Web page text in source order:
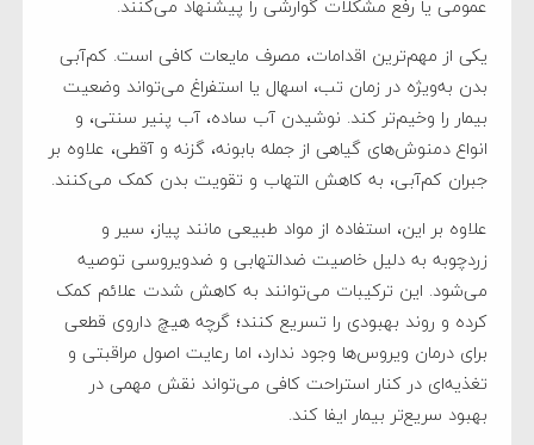
عمومی یا رفع مشکلات گوارشی را پیشنهاد می‌کنند.
یکی از مهم‌ترین اقدامات، مصرف مایعات کافی است. کم‌آبی
بدن به‌ویژه در زمان تب، اسهال یا استفراغ می‌تواند وضعیت
بیمار را وخیم‌تر کند. نوشیدن آب ساده، آب پنیر سنتی، و
انواع دمنوش‌های گیاهی از جمله بابونه، گزنه و آقطی، علاوه بر
جبران کم‌آبی، به کاهش التهاب و تقویت بدن کمک می‌کنند.
علاوه بر این، استفاده از مواد طبیعی مانند پیاز، سیر و
زردچوبه به دلیل خاصیت ضدالتهابی و ضدویروسی توصیه
می‌شود. این ترکیبات می‌توانند به کاهش شدت علائم کمک
کرده و روند بهبودی را تسریع کنند؛ گرچه هیچ داروی قطعی
برای درمان ویروس‌ها وجود ندارد، اما رعایت اصول مراقبتی و
تغذیه‌ای در کنار استراحت کافی می‌تواند نقش مهمی در
بهبود سریع‌تر بیمار ایفا کند.